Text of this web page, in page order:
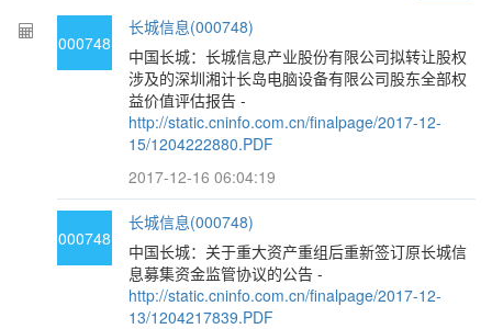
000748
长城信息(000748)
中国长城：长城信息产业股份有限公司拟转让股权
涉及的深圳湘计长岛电脑设备有限公司股东全部权
益价值评估报告 -
http://static.cninfo.com.cn/finalpage/2017-12-
15/1204222880.PDF
2017-12-16 06:04:19
000748
长城信息(000748)
中国长城：关于重大资产重组后重新签订原长城信
息募集资金监管协议的公告 -
http://static.cninfo.com.cn/finalpage/2017-12-
13/1204217839.PDF